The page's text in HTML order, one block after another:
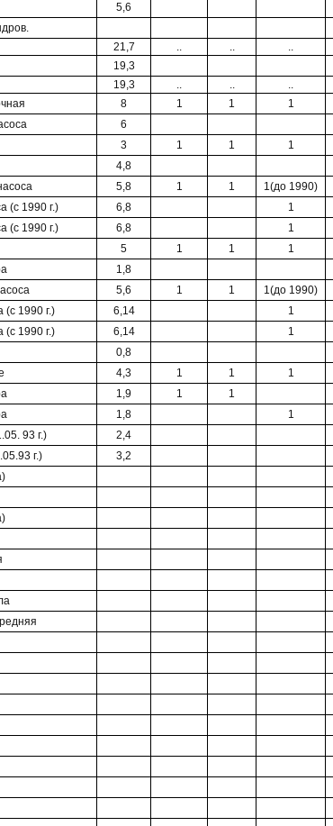
5,6
21,7 .. ..
..
19,3
19,3 .. ..
..
8 1 1
1
6
3 1 1
1
4,8
5,8 1 1
1(до 1990)
(с 1990 г.) 6,8
1
(с 1990 г.) 6,8
1
5 1 1
1
1,8
5,6 1 1
1(до 1990)
(с 1990 г.) 6,14
1
(с 1990 г.) 6,14
1
0,8
4,3 1 1
1
1,9 1
1
1,8
1
93 г.)
2,4
г.)
3,2